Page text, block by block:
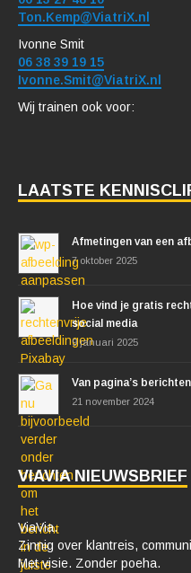
Ton.Kemp@ViatriX.nl
Ivonne Smit
06 38 39 19 15
Ivonne.Smit@ViatriX.nl
Wij trainen ook voor:
LAATSTE
Afmetingen van een
7 oktober 2025
Hoe vind je gratis
social media
9 januari 2025
Van pagina’s
21 november 2024
VIAVIA NIEUWSBRIEF
ViaVia.
Zinnig over klantreis,
Met visie. Zonder poeha.